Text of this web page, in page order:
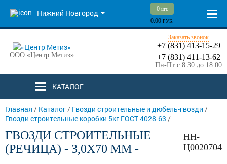
Нижний Новгород 0 шт.
0.00 РУБ.
ООО «Центр Метиз»
Заказать звонок
+7 (831) 413-15-29
+7 (831) 411-13-62
Пн-Пт с 8:30 до 18:00
КАТАЛОГ
Главная / Каталог/ Гвозди строительные и дюбель-гвозди /
Гвозди строительные коробки 5кг ГОСТ 4028-63 /
ГВОЗДИ СТРОИТЕЛЬНЫЕ
(РЕЧИЦА) - 3,0Х70 ММ -
НН-
Ц0020704